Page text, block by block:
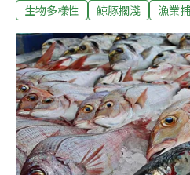
來，氣候變遷導致的棲息地破
際期刊《Marine
一、台大獸醫專業學院教授楊
示，正進行進一步分析研究，
及死亡的實際位置，從而協助
策。離島僅有6.9%個體存活
生物多樣性 鯨豚擱淺 漁業